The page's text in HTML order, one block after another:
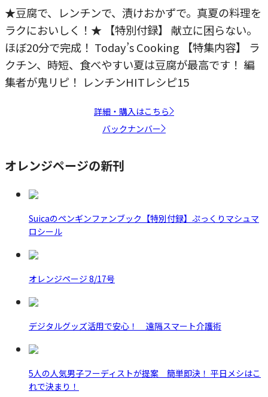
★豆腐で、レンチンで、漬けおかずで。真夏の料理を
ラクにおいしく！★ 【特別付録】 献立に困らない。
ほぼ20分で完成！ Today’s Cooking 【特集内容】 ラ
クチン、時短、食べやすい夏は豆腐が最高です！ 編
集者が鬼リピ！ レンチンHITレシピ15
詳細・購入はこちら
バックナンバー
オレンジページの新刊
Suicaのペンギンファンブック【特別付録】ぷっくりマシュマ
ロシール
オレンジページ 8/17号
デジタルグッズ活用で安心！ 遠隔スマート介護術
5人の人気男子フーディストが提案 簡単即決！ 平日メシはこ
れで決まり！